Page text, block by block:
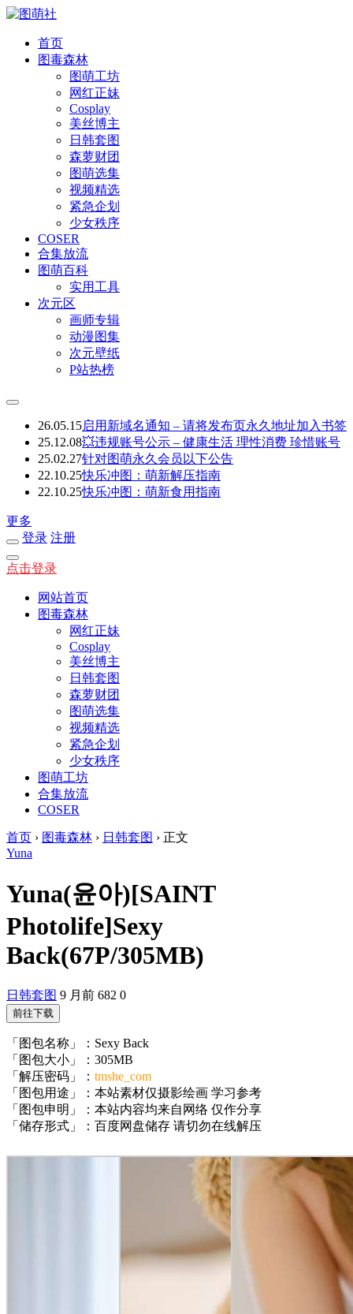
首页
图毒森林
图萌工坊
网红正妹
Cosplay
美丝博主
日韩套图
森萝财团
图萌选集
视频精选
紧急企划
少女秩序
COSER
合集放流
图萌百科
实用工具
次元区
画师专辑
动漫图集
次元壁纸
P站热榜
26.05.15启用新域名通知 – 请将发布页永久地址加入书签
25.12.08💥违规账号公示 – 健康生活 理性消费 珍惜账号
25.02.27针对图萌永久会员以下公告
22.10.25快乐冲图：萌新解压指南
22.10.25快乐冲图：萌新食用指南
更多
登录 注册
点击登录
网站首页
图毒森林
网红正妹
Cosplay
美丝博主
日韩套图
森萝财团
图萌选集
视频精选
紧急企划
少女秩序
图萌工坊
合集放流
COSER
首页 › 图毒森林 › 日韩套图 › 正文
Yuna
Yuna(윤아)[SAINT
Photolife]Sexy
Back(67P/305MB)
日韩套图 9 月前 682 0
前往下载
「图包名称」：Sexy Back
「图包大小」：305MB
「解压密码」： tmshe_com
「图包用途」：本站素材仅摄影绘画 学习参考
「图包申明」：本站内容均来自网络 仅作分享
「储存形式」：百度网盘储存 请切勿在线解压